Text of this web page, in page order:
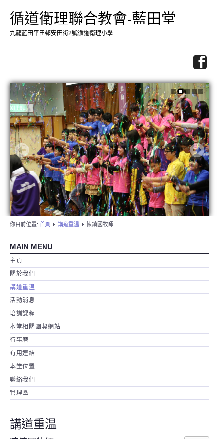
循道衛理聯合教會-藍田堂
九龍藍田平田邨安田街2號循道衛理小學
你目前位置: 首頁 講道重温 陳鎮國牧師
MAIN MENU
主頁
關於我們
講道重温
活動消息
培訓課程
本堂相關團契網站
行事暦
有用連結
本堂位置
聯絡我們
管理區
講道重温